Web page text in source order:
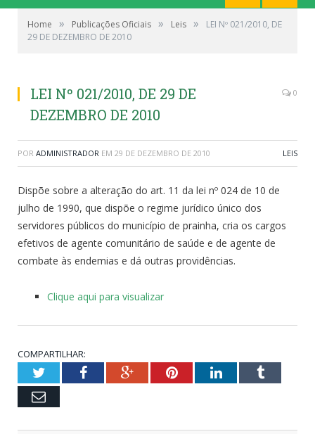
Home » Publicações Oficiais » Leis »
LEI Nº 021/2010, DE
29 DE DEZEMBRO DE 2010
LEI Nº 021/2010, DE 29 DE
DEZEMBRO DE 2010
0
POR ADMINISTRADOR EM 29 DE DEZEMBRO DE 2010 LEIS
Dispõe sobre a alteração do art. 11 da lei nº 024 de 10 de
julho de 1990, que dispõe o regime jurídico único dos
servidores públicos do município de prainha, cria os cargos
efetivos de agente comunitário de saúde e de agente de
combate às endemias e dá outras providências.
Clique aqui para visualizar
COMPARTILHAR:
TwitterFacebookGoogle+PinterestLinkedInTumblr
Email